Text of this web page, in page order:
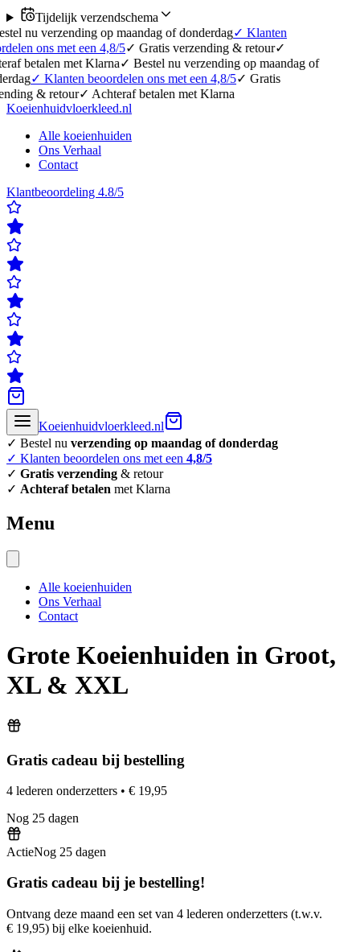
Tijdelijk verzendschema
op maandag of donderdag✓Klanten
met een 4,8/5✓ Gratis verzending & retour✓
met Klarna✓Bestel nu verzending op maandag of
Klanten beoordelen ons met een 4,8/5✓ Gratis
retour✓Achteraf betalen met Klarna
Koeienhuidvloerkleed.nl
Alle koeienhuiden
Ons Verhaal
Contact
Klantbeoordeling 4.8/5
Koeienhuidvloerkleed.nl
✓ Bestel nu verzending op maandag of donderdag
✓ Klanten beoordelen ons met een 4,8/5
✓ Gratis verzending & retour
✓ Achteraf betalen met Klarna
Menu
Alle koeienhuiden
Ons Verhaal
Contact
Grote Koeienhuiden in Groot,
XL & XXL
Gratis cadeau bij bestelling
4 lederen onderzetters • € 19,95
Nog 25 dagen
ActieNog 25 dagen
Gratis cadeau bij je bestelling!
Ontvang deze maand een set van 4 lederen onderzetters (t.w.v.
€ 19,95) bij elke koeienhuid.